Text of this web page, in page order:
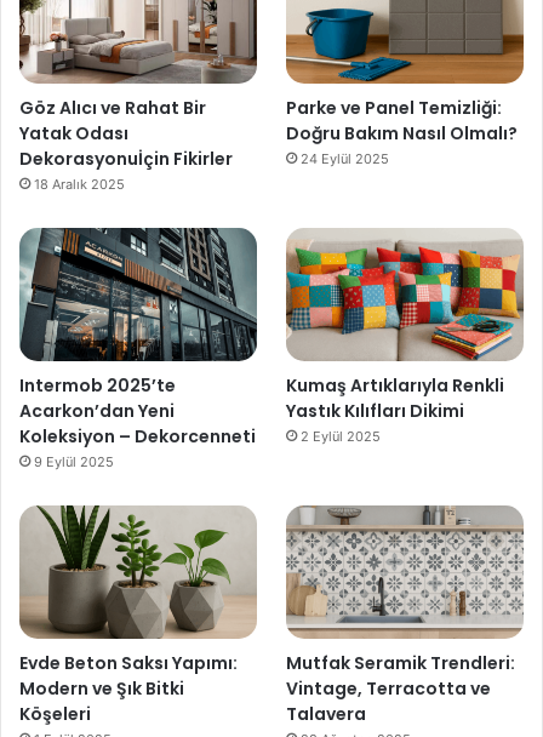
Göz Alıcı ve Rahat Bir
Yatak Odası
Dekorasyonuİçin Fikirler
18 Aralık 2025
Parke ve Panel Temizliği:
Doğru Bakım Nasıl Olmalı?
24 Eylül 2025
Intermob 2025’te
Acarkon’dan Yeni
Koleksiyon – Dekorcenneti
9 Eylül 2025
Kumaş Artıklarıyla Renkli
Yastık Kılıfları Dikimi
2 Eylül 2025
Evde Beton Saksı Yapımı:
Modern ve Şık Bitki
Köşeleri
Mutfak Seramik Trendleri:
Vintage, Terracotta ve
Talavera